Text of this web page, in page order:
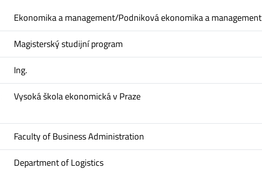
Ekonomika a management/Podniková ekonomika a management
Magisterský studijní program
Ing.
Vysoká škola ekonomická v Praze
Faculty of Business Administration
Department of Logistics